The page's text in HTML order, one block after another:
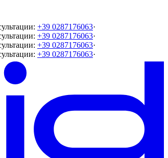
+39 0287176063·
+39 0287176063·
+39 0287176063·
+39 0287176063·